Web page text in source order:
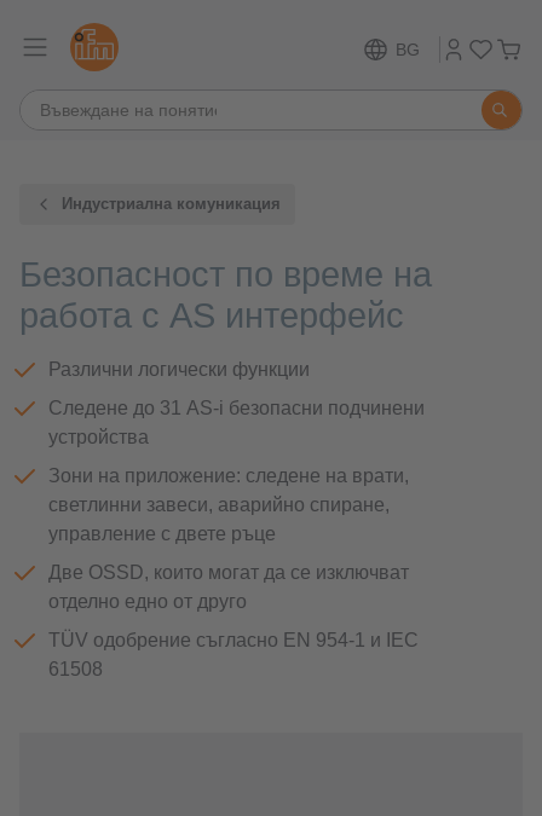
BG
Индустриална комуникация
Безопасност по време на
работа с AS интерфейс
Различни логически функции
Следене до 31 AS-i безопасни подчинени
устройства
Зони на приложение: следене на врати,
светлинни завеси, аварийно спиране,
управление с двете ръце
Две OSSD, които могат да се изключват
отделно едно от друго
TÜV одобрение съгласно EN 954-1 и IEC
61508